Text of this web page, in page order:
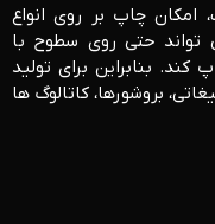
چاپ بر روی انواع
حتی روی سطوح با
بنابراین برای تولید
بروشورها، کاتالوگ ‌ها